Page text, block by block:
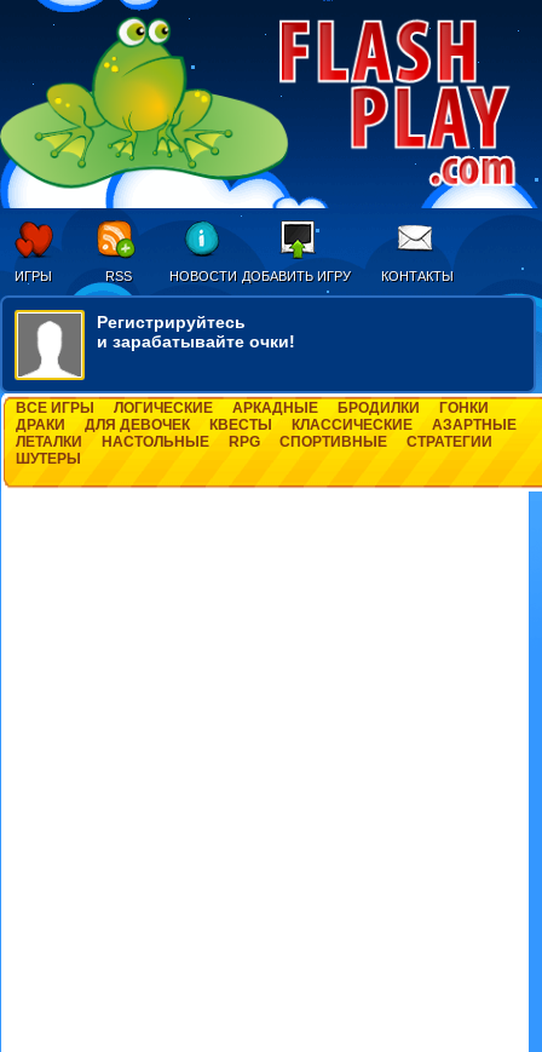
ИГРЫ RSS НОВОСТИ ДОБАВИТЬ ИГРУ КОНТАКТЫ
Регистрируйтесь
и зарабатывайте очки!
ВСЕ ИГРЫ ЛОГИЧЕСКИЕ АРКАДНЫЕ БРОДИЛКИ
ГОНКИ
ДРАКИ
ДЛЯ ДЕВОЧЕК КВЕСТЫ КЛАССИЧЕСКИЕ
АЗАРТНЫЕ
ЛЕТАЛКИ
НАСТОЛЬНЫЕ RPG СПОРТИВНЫЕ
СТРАТЕГИИ
ШУТЕРЫ